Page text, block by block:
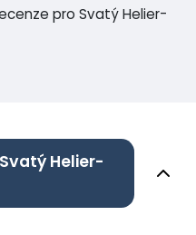
pro Svatý Helier-
Helier-